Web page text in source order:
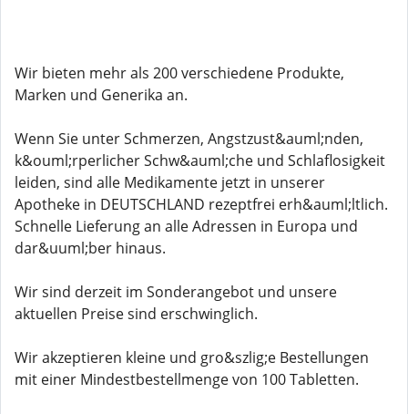
Wir bieten mehr als 200 verschiedene Produkte,
Marken und Generika an.
Wenn Sie unter Schmerzen, Angstzust&auml;nden,
k&ouml;rperlicher Schw&auml;che und Schlaflosigkeit
leiden, sind alle Medikamente jetzt in unserer
Apotheke in DEUTSCHLAND rezeptfrei erh&auml;ltlich.
Schnelle Lieferung an alle Adressen in Europa und
dar&uuml;ber hinaus.
Wir sind derzeit im Sonderangebot und unsere
aktuellen Preise sind erschwinglich.
Wir akzeptieren kleine und gro&szlig;e Bestellungen
mit einer Mindestbestellmenge von 100 Tabletten.